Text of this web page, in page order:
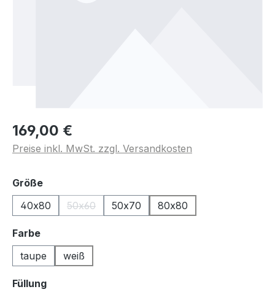
169,00 €
Preise inkl. MwSt. zzgl. Versandkosten
Größeauswählen
40x80
50x60
(Diese Option ist zurzeit nicht verfügbar.)
50x70 80x80
Farbeauswählen
taupe
weiß
Füllung